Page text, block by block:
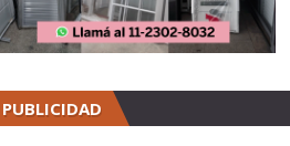
PUBLICIDAD